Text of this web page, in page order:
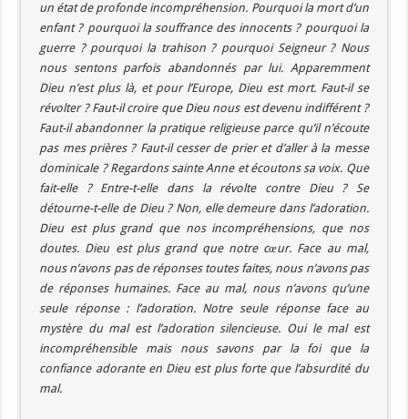
un état de profonde incompréhension. Pourquoi la mort d’un
enfant ? pourquoi la souffrance des innocents ? pourquoi la
guerre ? pourquoi la trahison ? pourquoi Seigneur ? Nous
nous sentons parfois abandonnés par lui. Apparemment
Dieu n’est plus là, et pour l’Europe, Dieu est mort. Faut-il se
révolter ? Faut-il croire que Dieu nous est devenu indifférent ?
Faut-il abandonner la pratique religieuse parce qu’il n’écoute
pas mes prières ? Faut-il cesser de prier et d’aller à la messe
dominicale ? Regardons sainte Anne et écoutons sa voix. Que
fait-elle ? Entre-t-elle dans la révolte contre Dieu ? Se
détourne-t-elle de Dieu ? Non, elle demeure dans l’adoration.
Dieu est plus grand que nos incompréhensions, que nos
doutes. Dieu est plus grand que notre cœur. Face au mal,
nous n’avons pas de réponses toutes faites, nous n’avons pas
de réponses humaines. Face au mal, nous n’avons qu’une
seule réponse : l’adoration. Notre seule réponse face au
mystère du mal est l’adoration silencieuse. Oui le mal est
incompréhensible mais nous savons par la foi que la
confiance adorante en Dieu est plus forte que l’absurdité du
mal.